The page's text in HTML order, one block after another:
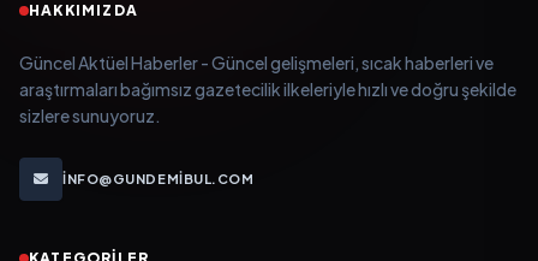
HAKKIMIZDA
Güncel Aktüel Haberler - Güncel gelişmeleri, sıcak haberleri ve
araştırmaları bağımsız gazetecilik ilkeleriyle hızlı ve doğru şekilde
sizlere sunuyoruz.
INFO@GUNDEMIBUL.COM